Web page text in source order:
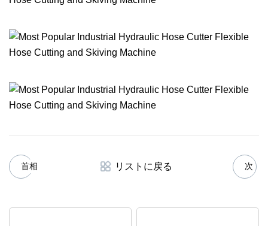
首相 リストに戻る 次